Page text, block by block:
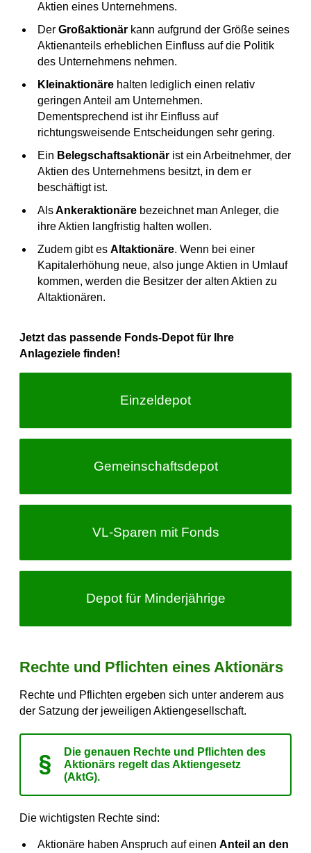
Aktien eines Unternehmens.
Der Großaktionär kann aufgrund der Größe seines
Aktienanteils erheblichen Einfluss auf die Politik
des Unternehmens nehmen.
Kleinaktionäre halten lediglich einen relativ
geringen Anteil am Unternehmen.
Dementsprechend ist ihr Einfluss auf
richtungsweisende Entscheidungen sehr gering.
Ein Belegschaftsaktionär ist ein Arbeitnehmer, der
Aktien des Unternehmens besitzt, in dem er
beschäftigt ist.
AlsAnkeraktionäre bezeichnet man Anleger, die
ihre Aktien langfristig halten wollen.
Zudem gibt es Altaktionäre. Wenn bei einer
Kapitalerhöhung neue, also junge Aktien in Umlauf
kommen, werden die Besitzer der alten Aktien zu
Altaktionären.
Jetzt das passende Fonds-Depot für Ihre
Anlageziele finden!
Einzeldepot
Gemeinschafts­depot
VL-Sparen mit Fonds
Depot für Minderjährige
Rechte und Pflichten eines Aktionärs
Rechte und Pflichten ergeben sich unter anderem aus
der Satzung der jeweiligen Aktiengesellschaft.
Die genauen Rechte und Pflichten des
Aktionärs regelt das Aktiengesetz
(AktG).
Die wichtigsten Rechte sind:
Aktionäre haben Anspruch auf einen Anteil an den